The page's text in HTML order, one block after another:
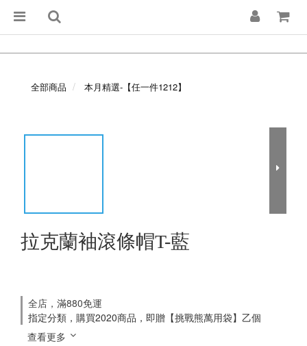
全部商品 本月精選-【任一件1212】
拉克蘭袖滾條帽T-藍
全店，滿880免運
指定分類，購買2020商品，即贈【挑戰熊萬用袋】乙個
查看更多